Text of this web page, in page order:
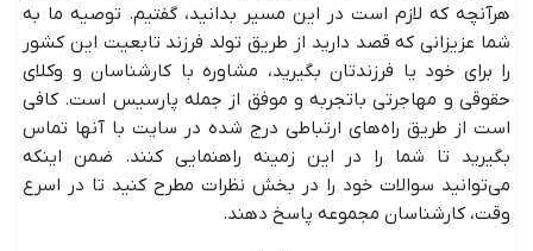
هرآنچه که لازم است در این مسیر بدانید، گفتیم. توصیه ما به
شما عزیزانی که قصد دارید از طریق تولد فرزند تابعیت این کشور
را برای خود یا فرزندتان بگیرید، مشاوره با کارشناسان و وکلای
حقوقی و مهاجرتی باتجربه و موفق از جمله پارسیس است. کافی
است از طریق راه‌های ارتباطی درج شده در سایت با آنها تماس
بگیرید تا شما را در این زمینه راهنمایی کنند. ضمن اینکه
می‌توانید سوالات خود را در بخش نظرات مطرح کنید تا در اسرع
وقت، کارشناسان مجموعه پاسخ دهند.